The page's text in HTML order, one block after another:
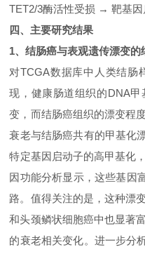
TET2/3酶活性受损 →靶基
四、 主要研究结果
1、结肠癌与表观遗传漂变的
对TCGA数据库中人类结肠
现，健康肠道组织的DNA甲
变，而结肠癌组织的漂变程
衰老与结肠癌共有的甲基化
特定基因启动子的高甲基化
因功能分析显示，这些基因
路。值得关注的是，这种漂
和头颈鳞状细胞癌中也显著
的衰老相关变化。进一步分